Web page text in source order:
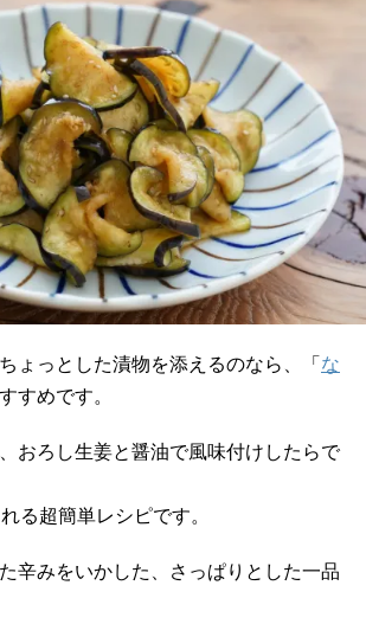
ょっとした漬物を添えるのなら、「 な
すめです。
おろし生姜と醤油で風味付けしたらで
る超簡単レシピです。
辛みをいかした、さっぱりとした一品